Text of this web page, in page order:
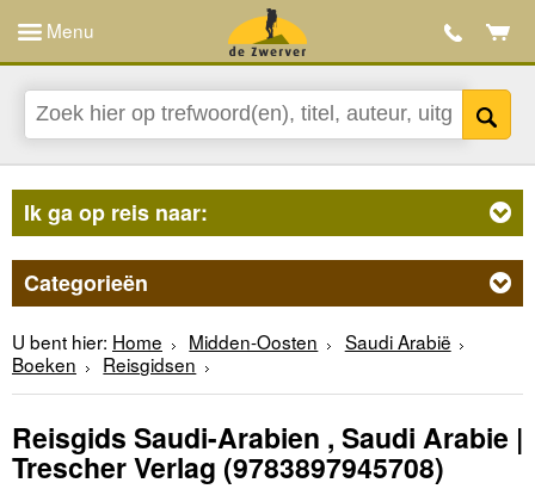
Menu
Ik ga op reis naar:
Categorieën
U bent hier: Home Midden-Oosten
Saudi Arabië
Boeken
Reisgidsen
Reisgids Saudi-Arabien , Saudi Arabie |
Trescher Verlag (9783897945708)